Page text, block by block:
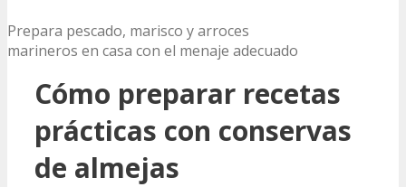
Prepara pescado, marisco y arroces
marineros en casa con el menaje adecuado
Cómo preparar recetas
prácticas con conservas
de almejas